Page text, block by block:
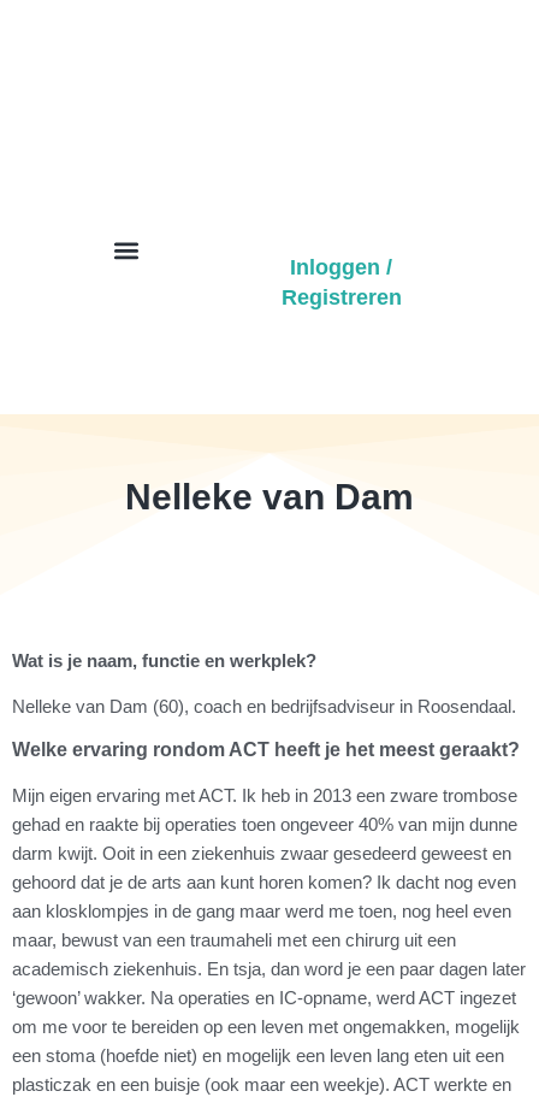
Inloggen /
Registreren
Nelleke van Dam
Wat is je naam, functie en werkplek?
Nelleke van Dam (60), coach en bedrijfsadviseur in Roosendaal.
Welke ervaring rondom ACT heeft je het meest geraakt?
Mijn eigen ervaring met ACT. Ik heb in 2013 een zware trombose
gehad en raakte bij operaties toen ongeveer 40% van mijn dunne
darm kwijt. Ooit in een ziekenhuis zwaar gesedeerd geweest en
gehoord dat je de arts aan kunt horen komen? Ik dacht nog even
aan klosklompjes in de gang maar werd me toen, nog heel even
maar, bewust van een traumaheli met een chirurg uit een
academisch ziekenhuis. En tsja, dan word je een paar dagen later
‘gewoon’ wakker. Na operaties en IC-opname, werd ACT ingezet
om me voor te bereiden op een leven met ongemakken, mogelijk
een stoma (hoefde niet) en mogelijk een leven lang eten uit een
plasticzak en een buisje (ook maar een weekje). ACT werkte en